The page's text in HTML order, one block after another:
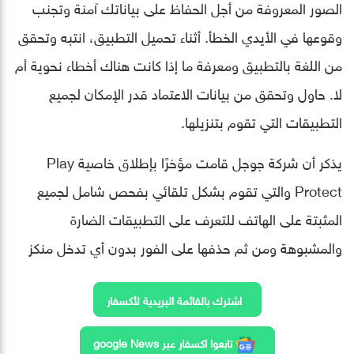
الصور المعروفة من أجل الحفاظ على بياناتك آمنة وتجنب
وقوعها في الأيدي الخطأ. أثناء تحميل التطبيق، انتبه وتحقق
من اللغة بالتطبيق ومعرفة ما إذا كانت هناك أخطاء نحوية أم
لا. حاول وتحقق من بيانات الاعتماد قدر الإمكان لجميع
التطبيقات التي تقوم بتنزيلها.
يذكر أن شركة جوجل قامت مؤخرًا بإطلاق خاصية Play
Protect والتي تقوم بشكل تلقائي بفحص شامل لجميع
المثبتة على الهاتف للتعرف على التطبيقات الضارة
والمشبوهة ومن ثم حذفها على الفور بدون أي تدخل منكز
اشترك بالقائمة البريدية لأكسفار
تابعوا اكسفار عبر google News